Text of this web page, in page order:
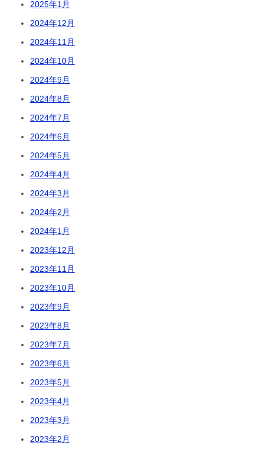
2025年1月
2024年12月
2024年11月
2024年10月
2024年9月
2024年8月
2024年7月
2024年6月
2024年5月
2024年4月
2024年3月
2024年2月
2024年1月
2023年12月
2023年11月
2023年10月
2023年9月
2023年8月
2023年7月
2023年6月
2023年5月
2023年4月
2023年3月
2023年2月